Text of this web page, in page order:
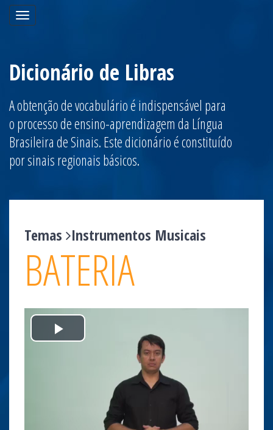
Toggle
navigation
Dicionário de Libras
A obtenção de vocabulário é indispensável para
o processo de ensino-aprendizagem da Língua
Brasileira de Sinais. Este dicionário é constituído
por sinais regionais básicos.
Temas Instrumentos Musicais
BATERIA
Play